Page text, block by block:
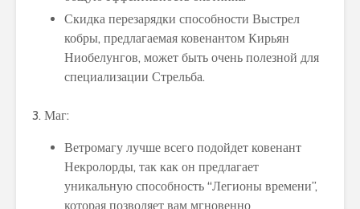
Скидка перезарядки способности Выстрел
кобры, предлагаемая ковенантом Кирьян
Ниобелунгов, может быть очень полезной для
специализации Стрельба.
3. Маг:
Ветромагу лучше всего подойдет ковенант
Некролорды, так как он предлагает
уникальную способность “Легионы времени”,
которая позволяет вам мгновенно